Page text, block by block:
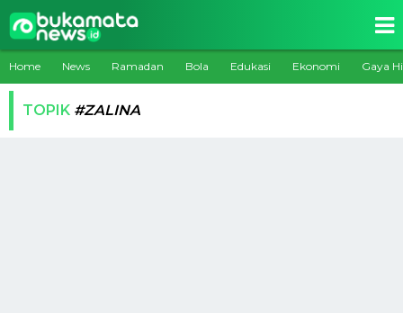
Home News Ramadan Bola Edukasi Ekonomi Gaya
TOPIK #ZALINA